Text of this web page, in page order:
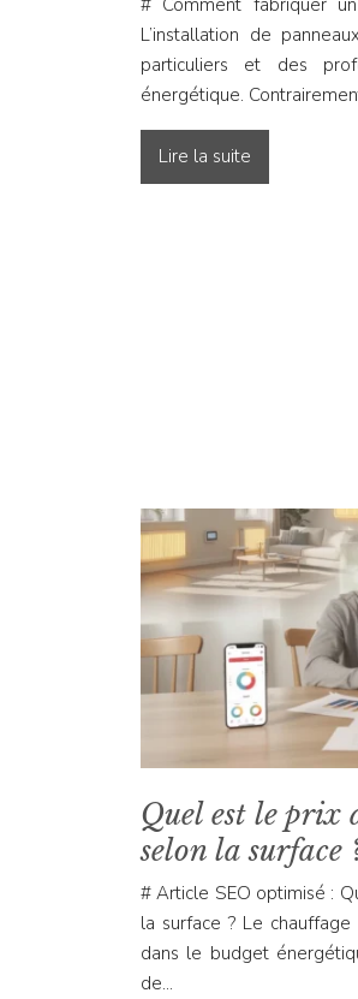
# Comment fabriquer
L’installation de
particuliers et des
énergétique.
Lire la suite
Quel est le prix
selon la surface
# Article SEO optimisé :
la surface ? Le
dans le budget
de…